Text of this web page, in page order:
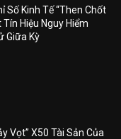
Số Kinh Tế “Then Chốt
Tín Hiệu Nguy Hiểm
Giữa Kỳ
Vọt” X50 Tài Sản Của